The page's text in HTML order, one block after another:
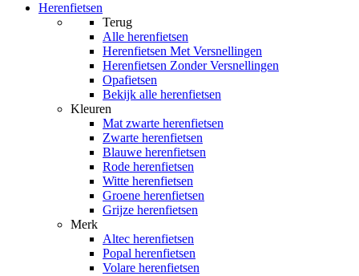
Herenfietsen
Terug
Alle herenfietsen
Herenfietsen Met Versnellingen
Herenfietsen Zonder Versnellingen
Opafietsen
Bekijk alle herenfietsen
Kleuren
Mat zwarte herenfietsen
Zwarte herenfietsen
Blauwe herenfietsen
Rode herenfietsen
Witte herenfietsen
Groene herenfietsen
Grijze herenfietsen
Merk
Altec herenfietsen
Popal herenfietsen
Volare herenfietsen